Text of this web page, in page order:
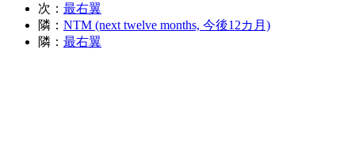
次： 最右翼
隣： NTM (next twelve months, 今後12カ月)
隣： 最右翼